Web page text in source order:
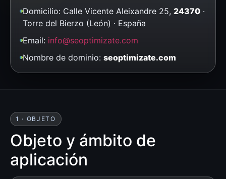
Domicilio: Calle Vicente Aleixandre 25, 24370 ·
Torre del Bierzo (León) · España
Email: info@seoptimizate.com
Nombre de dominio: seoptimizate.com
1 · OBJETO
Objeto y ámbito de
aplicación